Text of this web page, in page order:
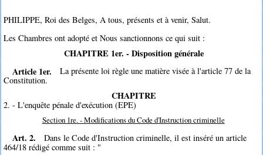
PHILIPPE, Roi des Belges, A tous, présents et à venir, Salut.
Les Chambres ont adopté et Nous sanctionnons ce qui suit :
CHAPITRE 1er. - Disposition générale
Article 1er.
La présente loi règle une matière visée à l'article 77 de la
Constitution.
CHAPITRE
2. - L'enquête pénale d'exécution (EPE)
Section 1re. - Modifications du Code d'Instruction criminelle
Art. 2.
Dans le Code d'Instruction criminelle, il est inséré un article
464/18 rédigé comme suit : "